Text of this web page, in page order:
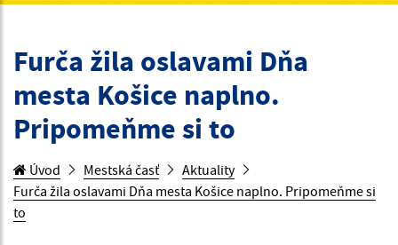
Furča žila oslavami Dňa
mesta Košice naplno.
Pripomeňme si to
Úvod Mestská časť
Aktuality
Furča žila oslavami Dňa mesta Košice naplno. Pripomeňme si
to